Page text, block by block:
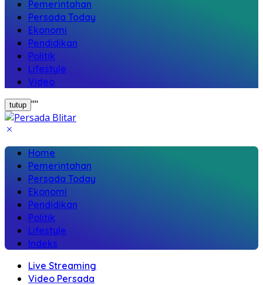
Pemerintahan
Persada Today
Ekonomi
Pendidikan
Politik
Lifestyle
Video
tutup ""
Home
Pemerintahan
Persada Today
Ekonomi
Pendidikan
Politik
Lifestyle
Indeks
Live Streaming
Video Persada